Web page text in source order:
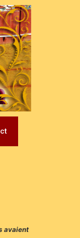
avaient